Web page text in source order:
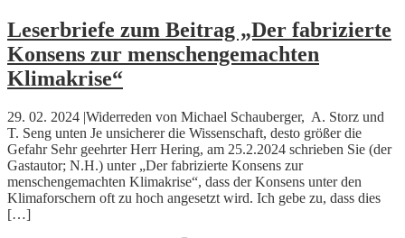
Leserbriefe zum Beitrag „Der fabrizierte
Konsens zur menschengemachten
Klimakrise“
29. 02. 2024 |Widerreden von Michael Schauberger, A. Storz und
T. Seng unten Je unsicherer die Wissenschaft, desto größer die
Gefahr Sehr geehrter Herr Hering, am 25.2.2024 schrieben Sie (der
Gastautor; N.H.) unter „Der fabrizierte Konsens zur
menschengemachten Klimakrise“, dass der Konsens unter den
Klimaforschern oft zu hoch angesetzt wird. Ich gebe zu, dass dies
[…]